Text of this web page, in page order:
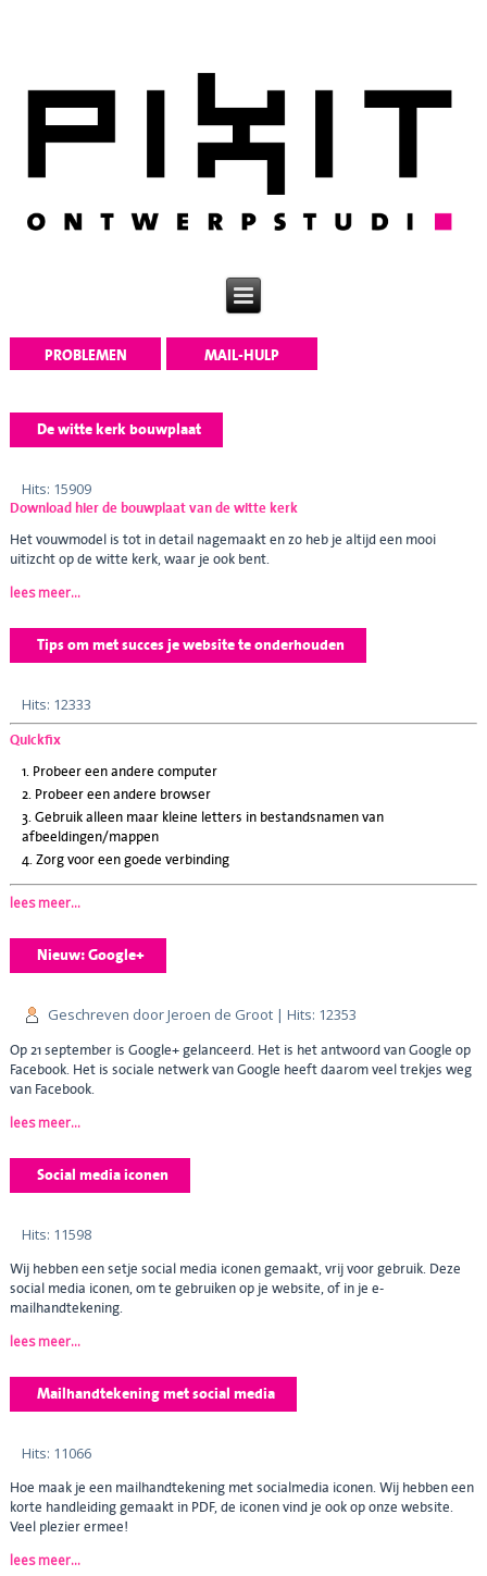
PROBLEMEN
MAIL-HULP
De witte kerk bouwplaat
Hits: 15909
Download hier de bouwplaat van de witte kerk
Het vouwmodel is tot in detail nagemaakt en zo heb je altijd een mooi
uitizcht op de witte kerk, waar je ook bent.
lees meer...
Tips om met succes je website te onderhouden
Hits: 12333
Quickfix
Probeer een andere computer
Probeer een andere browser
Gebruik alleen maar kleine letters in bestandsnamen van
afbeeldingen/mappen
Zorg voor een goede verbinding
lees meer...
Nieuw: Google+
Geschreven door Jeroen de Groot | Hits: 12353
Op 21 september is Google+ gelanceerd. Het is het antwoord van Google op
Facebook. Het is sociale netwerk van Google heeft daarom veel trekjes weg
van Facebook.
lees meer...
Social media iconen
Hits: 11598
Wij hebben een setje social media iconen gemaakt, vrij voor gebruik. Deze
social media iconen, om te gebruiken op je website, of in je e-
mailhandtekening.
lees meer...
Mailhandtekening met social media
Hits: 11066
Hoe maak je een mailhandtekening met socialmedia iconen. Wij hebben een
korte handleiding gemaakt in PDF, de iconen vind je ook op onze website.
Veel plezier ermee!
lees meer...